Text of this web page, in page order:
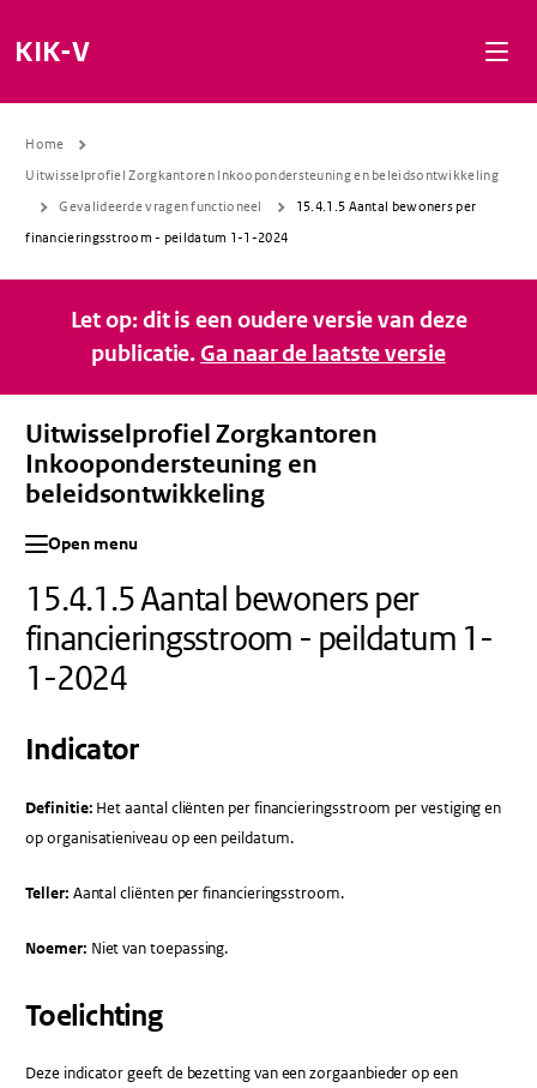
KIK-V
Home
Uitwisselprofiel Zorgkantoren Inkoopondersteuning en beleidsontwikkeling
Gevalideerde vragen functioneel
15.4.1.5 Aantal bewoners per
financieringsstroom - peildatum 1-1-2024
Let op: dit is een oudere versie van deze
publicatie. Ga naar de laatste versie
Uitwisselprofiel Zorgkantoren
Inkoopondersteuning en
beleidsontwikkeling
Open menu
15.4.1.5 Aantal bewoners per
financieringsstroom - peildatum 1-
1-2024
Indicator
Definitie: Het aantal cliënten per financieringsstroom per vestiging en
op organisatieniveau op een peildatum.
Teller: Aantal cliënten per financieringsstroom.
Noemer: Niet van toepassing.
Toelichting
Deze indicator geeft de bezetting van een zorgaanbieder op een